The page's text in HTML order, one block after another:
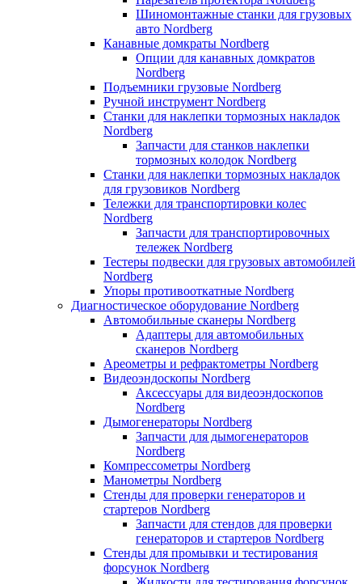
Шиномонтажные станки для грузовых
авто Nordberg
Канавные домкраты Nordberg
Опции для канавных домкратов
Nordberg
Подъемники грузовые Nordberg
Ручной инструмент Nordberg
Станки для наклепки тормозных накладок
Nordberg
Запчасти для станков наклепки
тормозных колодок Nordberg
Станки для наклепки тормозных накладок
для грузовиков Nordberg
Тележки для транспортировки колес
Nordberg
Запчасти для транспортировочных
тележек Nordberg
Тестеры подвески для грузовых автомобилей
Nordberg
Упоры противооткатные Nordberg
Диагностическое оборудование Nordberg
Автомобильные сканеры Nordberg
Адаптеры для автомобильных
сканеров Nordberg
Ареометры и рефрактометры Nordberg
Видеоэндоскопы Nordberg
Аксессуары для видеоэндоскопов
Nordberg
Дымогенераторы Nordberg
Запчасти для дымогенераторов
Nordberg
Компрессометры Nordberg
Манометры Nordberg
Стенды для проверки генераторов и
стартеров Nordberg
Запчасти для стендов для проверки
генераторов и стартеров Nordberg
Стенды для промывки и тестирования
форсунок Nordberg